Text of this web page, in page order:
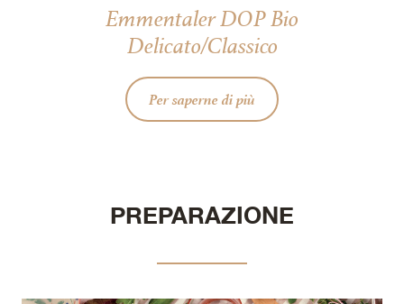
Emmentaler DOP Bio
Delicato/Classico
Per saperne di più
PREPARAZIONE